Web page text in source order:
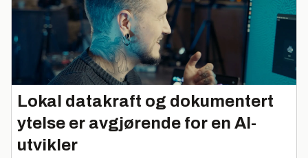
Lokal datakraft og dokumentert
ytelse er avgjørende for en AI-
utvikler